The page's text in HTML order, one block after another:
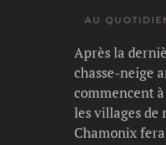
AU
Après la
chasse-neige
commencent
les villages de
Chamonix